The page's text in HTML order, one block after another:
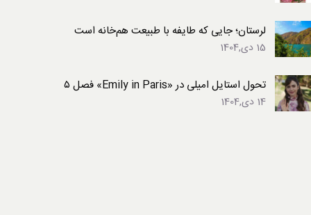
لرستان؛ جایی که طایفه با طبیعت هم‌خانه است
15 دی,1404
تحول استایل امیلی در «Emily in Paris» فصل ۵
14 دی,1404